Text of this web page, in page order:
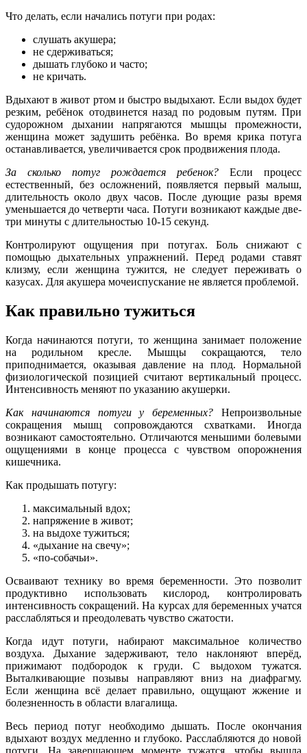
Что делать, если начались потуги при родах:
слушать акушера;
не сдерживаться;
дышать глубоко и часто;
не кричать.
Вдыхают в живот ртом и быстро выдыхают. Если выдох будет
резким, ребёнок отодвинется назад по родовым путям. При
судорожном дыхании напрягаются мышцы промежности,
женщина может задушить ребёнка. Во время крика потуга
останавливается, увеличивается срок продвижения плода.
За сколько потуг рождается ребенок? Если процесс
естественный, без осложнений, появляется первый малыш,
длительность около двух часов. После дующие разы время
уменьшается до четверти часа. Потуги возникают каждые две-
три минуты с длительностью 10-15 секунд.
Контролируют ощущения при потугах. Боль снижают с
помощью дыхательных упражнений. Перед родами ставят
клизму, если женщина тужится, не следует переживать о
казусах. Для акушера мочеиспускание не является проблемой.
Как правильно тужиться
Когда начинаются потуги, то женщина занимает положение
на родильном кресле. Мышцы сокращаются, тело
приподнимается, оказывая давление на плод. Нормальной
физиологической позицией считают вертикальный процесс.
Интенсивность меняют по указанию акушерки.
Как начинаются потуги у беременных? Непроизвольные
сокращения мышц сопровождаются схватками. Иногда
возникают самостоятельно. Отличаются меньшими болевыми
ощущениями в конце процесса с чувством опорожнения
кишечника.
Как продышать потугу:
максимальный вдох;
напряжение в живот;
на выдохе тужиться;
«дыхание на свечу»;
«по-собачьи».
Осваивают технику во время беременности. Это позволит
продуктивно использовать кислород, контролировать
интенсивность сокращений. На курсах для беременных учатся
расслабляться и преодолевать чувство сжатости.
Когда идут потуги, набирают максимальное количество
воздуха. Дыхание задерживают, тело наклоняют вперёд,
прижимают подбородок к груди. С выдохом тужатся.
Выталкивающие позывы направляют вниз на диафрагму.
Если женщина всё делает правильно, ощущают жжение и
болезненность в области влагалища.
Весь период потуг необходимо дышать. После окончания
вдыхают воздух медленно и глубоко. Расслабляются до новой